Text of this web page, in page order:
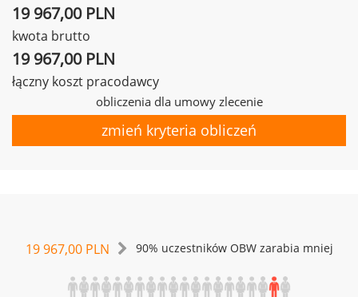
19 967,00 PLN
kwota brutto
19 967,00 PLN
łączny koszt pracodawcy
obliczenia dla umowy zlecenie
zmień kryteria obliczeń
19 967,00 PLN 90% uczestników OBW zarabia mniej